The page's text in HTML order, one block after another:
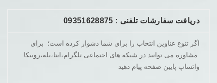
دریافت سفارشات تلفنی : 09351628875
اگر تنوع عناوین انتخاب را برای شما دشوار کرده است؛ برای
مشاوره می توانید در شبکه های اجتماعی تلگرام،ایتا،بله،روبیکا
واتساپ پایین صفحه پیام دهید